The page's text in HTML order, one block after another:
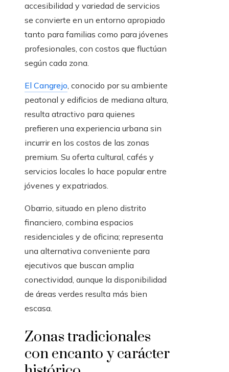
accesibilidad y variedad de servicios
se convierte en un entorno apropiado
tanto para familias como para jóvenes
profesionales, con costos que fluctúan
según cada zona.
El Cangrejo, conocido por su ambiente
peatonal y edificios de mediana altura,
resulta atractivo para quienes
prefieren una experiencia urbana sin
incurrir en los costos de las zonas
premium. Su oferta cultural, cafés y
servicios locales lo hace popular entre
jóvenes y expatriados.
Obarrio, situado en pleno distrito
financiero, combina espacios
residenciales y de oficina; representa
una alternativa conveniente para
ejecutivos que buscan amplia
conectividad, aunque la disponibilidad
de áreas verdes resulta más bien
escasa.
Zonas tradicionales
con encanto y carácter